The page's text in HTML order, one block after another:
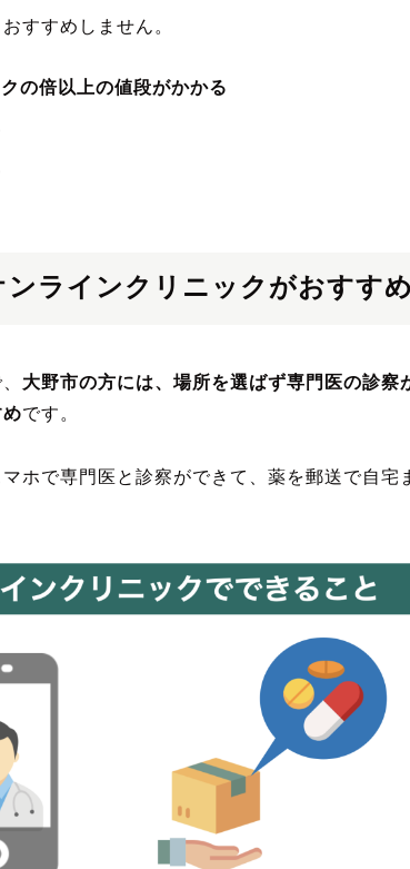
すすめしません。
の倍以上の値段がかかる
ンラインクリニックがおすすめ
大野市の方には、場所を選ばず専門医の診察
です。
ホで専門医と診察ができて、薬を郵送で自宅